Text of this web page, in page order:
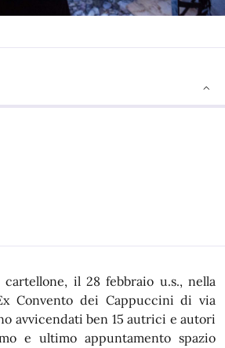
il 28 febbraio u.s., nella
Convento dei Cappuccini di via
avvicendati ben 15 autrici e autori
e ultimo appuntamento spazio